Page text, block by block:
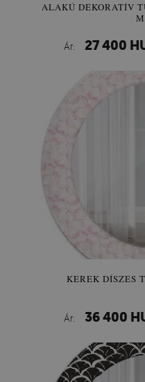
ALAKÚ DEKORATÍV
Ár: 27 400
KEREK DÍSZES
Ár: 36 400